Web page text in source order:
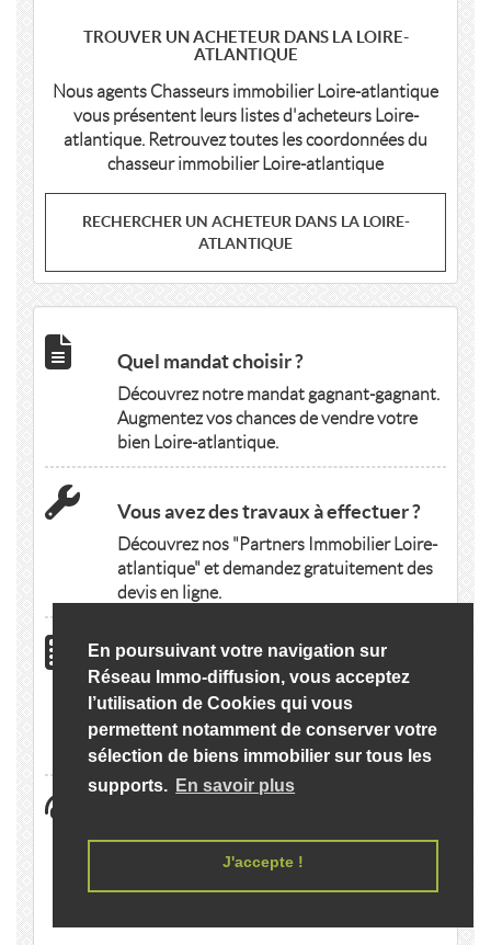
En poursuivant votre navigation sur
Réseau Immo-diffusion, vous acceptez
l’utilisation de Cookies qui vous
permettent notamment de conserver votre
sélection de biens immobilier sur tous les
supports. En savoir plus
J'accepte !
TROUVER UN ACHETEUR DANS LA LOIRE-
ATLANTIQUE
Nous agents Chasseurs immobilier Loire-atlantique
vous présentent leurs listes d'acheteurs Loire-
atlantique. Retrouvez toutes les coordonnées du
chasseur immobilier Loire-atlantique
RECHERCHER UN ACHETEUR DANS LA LOIRE-
ATLANTIQUE
Quel mandat choisir ?
Découvrez notre mandat gagnant-gagnant.
Augmentez vos chances de vendre votre
bien Loire-atlantique.
Vous avez des travaux à effectuer ?
Découvrez nos "Partners Immobilier Loire-
atlantique" et demandez gratuitement des
devis en ligne.
Calculer votre emprunt Immobilier
Loire-atlantique
Simulez votre capacité d'emprunt en
quelques clics.
rattaché à Immobilier Loire-
Retrouvez facilement les liens utiles pour